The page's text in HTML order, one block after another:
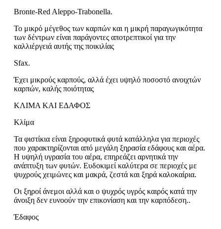
Bronte-Red Aleppo-Trabonella.
Το μικρό μέγεθος των καρπών και η μικρή παραγωγικότητα
των δέντρων είναι παράγοντες αποτρεπτικοί για την
καλλιέργειά αυτής της ποικιλίας
Sfax.
Έχει μικρούς καρπούς, αλλά έχει υψηλό ποσοστό ανοιχτών
καρπών, καλής ποιότητας
ΚΛΙΜΑ ΚΑΙ ΕΔΑΦΟΣ
Κλίμα
Τα φιστίκια είναι ξηροφυτικά φυτά κατάλληλα για περιοχές
που χαρακτηρίζονται από μεγάλη ξηρασία εδάφους και αέρα.
Η υψηλή υγρασία του αέρα, επηρεάζει αρνητικά την
ανάπτυξη των φυτών. Ευδοκιμεί καλύτερα σε περιοχές με
ψυχρούς χειμώνες και μακρά, ζεστά και ξηρά καλοκαίρια.
Οι ξηροί άνεμοι αλλά και ο ψυχρός υγρός καιρός κατά την
άνοιξη δεν ευνοούν την επικονίαση και την καρπόδεση..
Έδαφος